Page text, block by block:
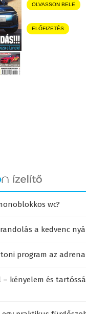
OLVASSON BELE
ELŐFIZETÉS
wc?
a kedvenc
program az
kényelem és